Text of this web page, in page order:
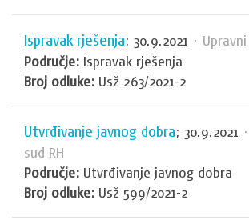
Ispravak rješenja; 30.9.2021 ·
Područje: Ispravak rješenja
Broj odluke: Usž 263/2021-2
Utvrđivanje javnog dobra; 30.9.2021
sud RH
Područje: Utvrđivanje javnog dobra
Broj odluke: Usž 599/2021-2